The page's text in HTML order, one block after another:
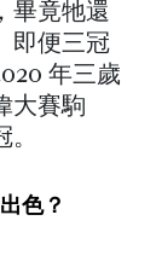
畢竟牠還
即便三冠
年三歲
大賽駒
色？